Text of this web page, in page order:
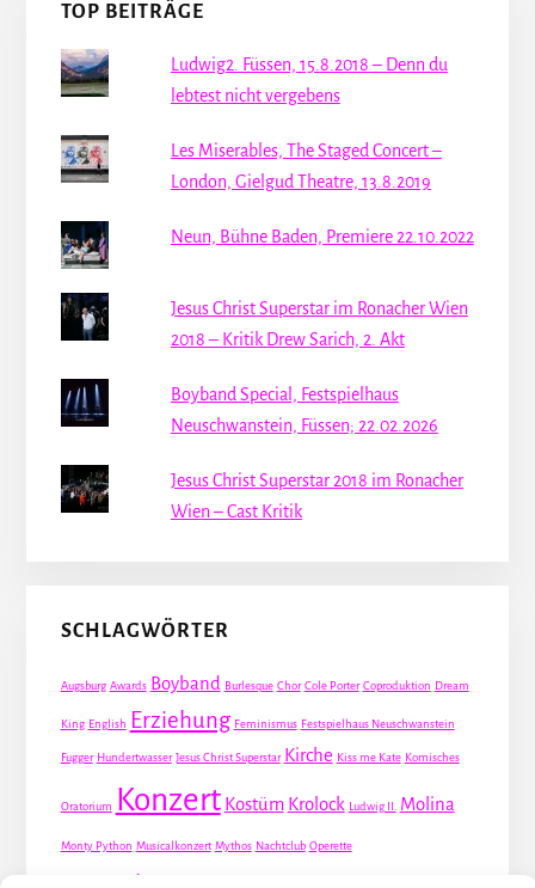
TOP BEITRÄGE
Ludwig2. Füssen, 15.8.2018 – Denn du
lebtest nicht vergebens
Les Miserables, The Staged Concert –
London, Gielgud Theatre, 13.8.2019
Neun, Bühne Baden, Premiere 22.10.2022
Jesus Christ Superstar im Ronacher Wien
2018 – Kritik Drew Sarich, 2. Akt
Boyband Special, Festspielhaus
Neuschwanstein, Füssen; 22.02.2026
Jesus Christ Superstar 2018 im Ronacher
Wien – Cast Kritik
SCHLAGWÖRTER
Augsburg Awards Boyband Burlesque Chor Cole Porter Coproduktion Dream
King English Erziehung Feminismus Festspielhaus Neuschwanstein
Fugger Hundertwasser Jesus Christ Superstar Kirche Kiss me Kate Komisches
Oratorium Konzert Kostüm Krolock Ludwig II. Molina
Monty Python Musicalkonzert Mythos Nachtclub Operette